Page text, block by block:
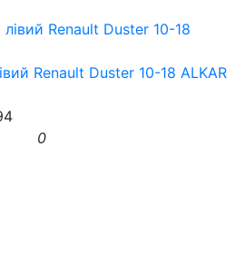
Renault Duster 10-18 ALKAR
0